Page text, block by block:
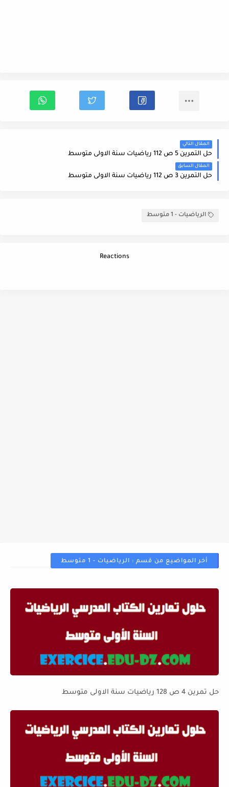
المقال التالي
حل التمرين 5 ص 112 رياضيات سنة الاولى متوسط
المقال السابق
حل التمرين 3 ص 112 رياضيات سنة الاولى متوسط
الرياضيات - 1 متوسط
Reactions
أخر المواضيع من قسم : الرياضيات - 1 متوسط
حل تمرين 4 ص 128 رياضيات سنة الاولى متوسط